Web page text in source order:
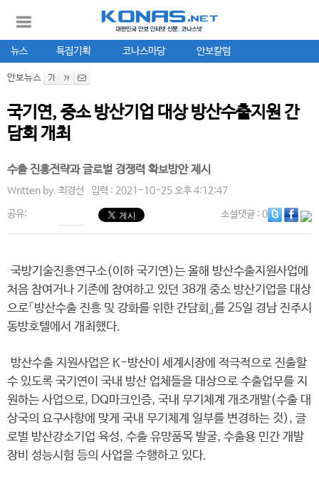
뉴스 특집기획 코나스마당 안보칼럼
안보뉴스
국기연, 중소 방산기업 대상 방산수출지원 간
담회 개최
수출 진흥전략과 글로벌 경쟁력 확보방안 제시
Written by. 최경선 입력 : 2021-10-25 오후 4:12:47
공유: 소셜댓글: 0
국방기술진흥연구소(이하 국기연)는 올해 방산수출지원사업에
처음 참여거나 기존에 참여하고 있던 38개 중소 방산기업을 대상
으로「방산수출 진흥 및 강화를 위한 간담회」를 25일 경남 진주시
동방호텔에서 개최했다.
방산수출 지원사업은 K-방산이 세계시장에 적극적으로 진출할
수 있도록 국기연이 국내 방산 업체들을 대상으로 수출업무를 지
원하는 사업으로, DQ마크인증, 국내 무기체계 개조개발(수출 대
상국의 요구사항에 맞게 국내 무기체계 일부를 변경하는 것), 글
로벌 방산강소기업 육성, 수출 유망품목 발굴, 수출용 민간 개발
장비 성능시험 등의 사업을 수행하고 있다.